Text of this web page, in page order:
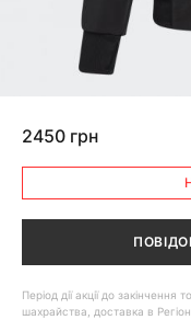
2450 грн
Період дії акції до
шахрайства, доставка в